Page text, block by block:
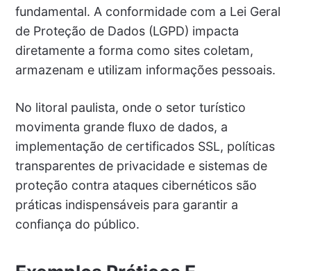
fundamental. A conformidade com a Lei Geral
de Proteção de Dados (LGPD) impacta
diretamente a forma como sites coletam,
armazenam e utilizam informações pessoais.
No litoral paulista, onde o setor turístico
movimenta grande fluxo de dados, a
implementação de certificados SSL, políticas
transparentes de privacidade e sistemas de
proteção contra ataques cibernéticos são
práticas indispensáveis para garantir a
confiança do público.